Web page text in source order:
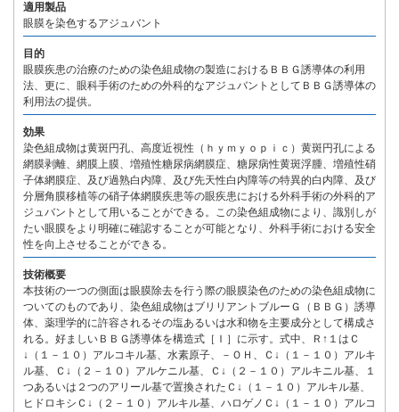
適用製品
眼膜を染色するアジュバント
目的
眼膜疾患の治療のための染色組成物の製造におけるＢＢＧ誘導体の利用
法、更に、眼科手術のための外科的なアジュバントとしてＢＢＧ誘導体の
利用法の提供。
効果
染色組成物は黄斑円孔、高度近視性（ｈｙｍｙｏｐｉｃ）黄斑円孔による
網膜剥離、網膜上膜、増殖性糖尿病網膜症、糖尿病性黄斑浮腫、増殖性硝
子体網膜症、及び過熟白内障、及び先天性白内障等の特異的白内障、及び
分層角膜移植等の硝子体網膜疾患等の眼疾患における外科手術の外科的ア
ジュバントとして用いることができる。この染色組成物により、識別しが
たい眼膜をより明確に確認することが可能となり、外科手術における安全
性を向上させることができる。
技術概要
本技術の一つの側面は眼膜除去を行う際の眼膜染色のための染色組成物に
ついてのものであり、染色組成物はブリリアントブルーＧ（ＢＢＧ）誘導
体、薬理学的に許容されるその塩あるいは水和物を主要成分として構成さ
れる。好ましいＢＢＧ誘導体を構造式［Ｉ］に示す。式中、Ｒ↑１はＣ
↓（１－１０）アルコキル基、水素原子、－ＯＨ、Ｃ↓（１－１０）アルキ
ル基、Ｃ↓（２－１０）アルケニル基、Ｃ↓（２－１０）アルキニル基、１
つあるいは２つのアリール基で置換されたＣ↓（１－１０）アルキル基、
ヒドロキシＣ↓（２－１０）アルキル基、ハロゲノＣ↓（１－１０）アルコ